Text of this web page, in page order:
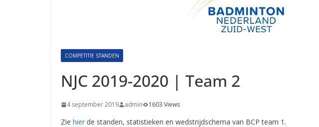
COMPETITIE STANDEN
NJC 2019-2020 | Team 2
4 september 2019 admin 1603 Views
Zie hier de standen, statistieken en wedstrijdschema van BCP team 1.